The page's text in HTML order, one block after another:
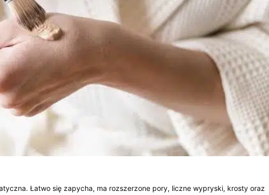
Łatwo się zapycha, ma rozszerzone pory, liczne wypryski, krosty oraz